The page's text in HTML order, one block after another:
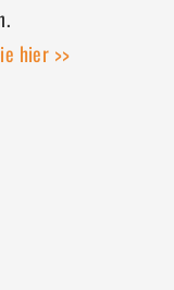
hier >>